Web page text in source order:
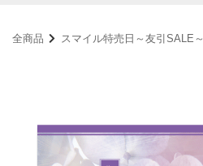
全商品 スマイル特売日～友引SALE～